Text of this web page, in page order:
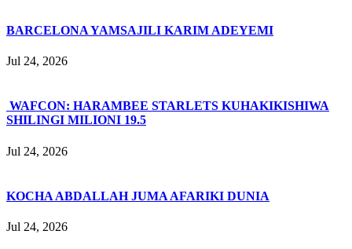
BARCELONA YAMSAJILI KARIM ADEYEMI
Jul 24, 2026
WAFCON: HARAMBEE STARLETS KUHAKIKISHIWA
SHILINGI MILIONI 19.5
Jul 24, 2026
KOCHA ABDALLAH JUMA AFARIKI DUNIA
Jul 24, 2026